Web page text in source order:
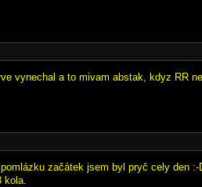
vynechal a to mivam abstak, kdyz RR
začátek jsem byl pryč cely den
kola.